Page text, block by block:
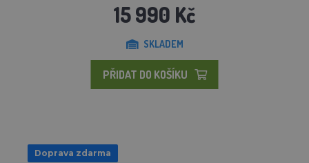
15 990 Kč
SKLADEM
PŘIDAT DO KOŠÍKU
Doprava zdarma